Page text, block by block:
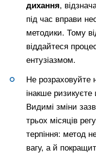
дихання,
під час вправи
методики. Тому
віддайтеся
ентузіазмом.
Не розраховуйте
інакше
Видимі зміни
трьох місяців
терпіння: метод
вагу, а й